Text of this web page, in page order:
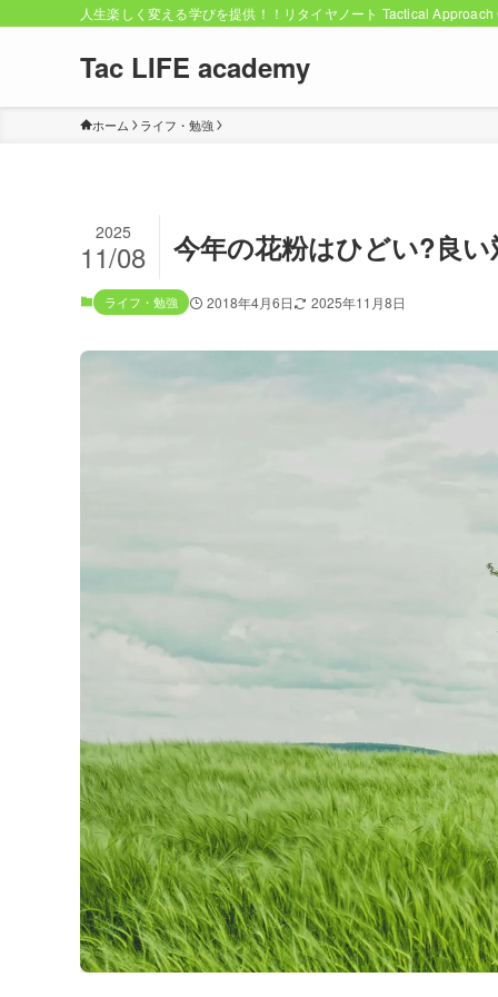
人生楽しく変える学びを提供！！リタイヤノート Tactical
Tac LIFE academy
ホーム ライフ・勉強
今年の花粉はひどい?良
2025
11/08
ライフ・勉強 2018年4月6日 2025年11月8日